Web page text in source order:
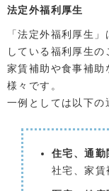
法定外福利厚生
「法定外福利厚生
している福利厚生の
家賃補助や食事補助
様々です。
一例としては以下の
住宅、通勤
社宅、家賃